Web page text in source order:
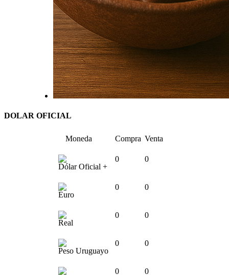
DOLAR OFICIAL
Moneda Compra Venta
Dólar Oficial +
0 0
Euro
0 0
Real
0 0
Peso Uruguayo
0 0
0 0